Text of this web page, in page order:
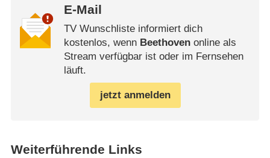
E-Mail
TV Wunschliste informiert dich
kostenlos, wenn Beethovenonline als
Stream verfügbar ist oder im Fernsehen
läuft.
jetzt anmelden
Weiterführende Links